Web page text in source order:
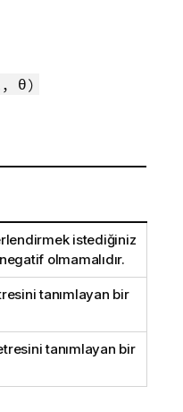
θ)
istediğiniz
olmamalıdır.
tanımlayan bir
tanımlayan bir